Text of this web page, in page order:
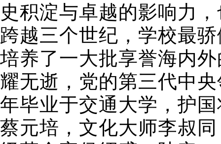
史积淀与卓越的影响力
跨越三个世纪，学校最
培养了一大批享誉海内
耀无逝，党的第三代中
年毕业于交通大学，护
蔡元培，文化大师李叔